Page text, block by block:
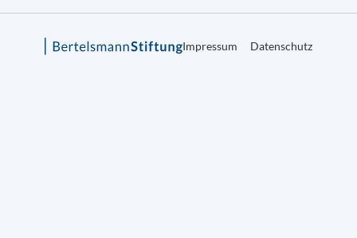
Impressum Datenschutz